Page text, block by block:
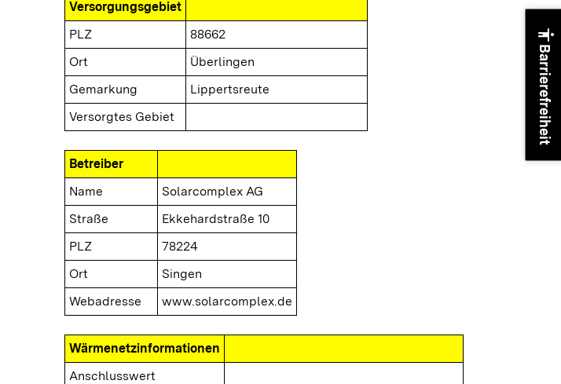
Versorgungsgebiet
PLZ
88662
Ort
Überlingen
Gemarkung
Lippertsreute
Versorgtes Gebiet
Betreiber
Name
Solarcomplex AG
Straße
Ekkehardstraße 10
PLZ
78224
Ort
Singen
Webadresse
www.solarcomplex.de
Wärmenetzinformationen
Anschlusswert
accessibility
Barrierefreiheit